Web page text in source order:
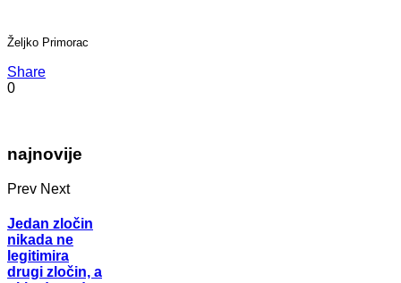
Željko Primorac
Share
0
najnovije
Prev Next
Jedan zločin
nikada ne
legitimira
drugi zločin, a